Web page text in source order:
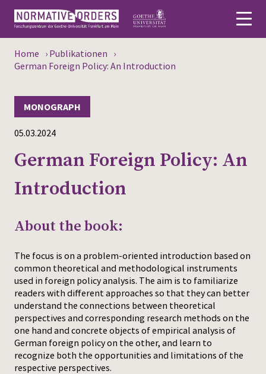
Deutsch
About
News
Persons
Publications
Media
Press
Home › Publikationen ›
German Foreign Policy: An Introduction
05.03.2024
MONOGRAPH
German Foreign Policy: An
Introduction
About the book:
The focus is on a problem-oriented introduction based on
common theoretical and methodological instruments
used in foreign policy analysis. The aim is to familiarize
readers with different approaches so that they can better
understand the connections between theoretical
perspectives and corresponding research methods on the
one hand and concrete objects of empirical analysis of
German foreign policy on the other, and learn to
recognize both the opportunities and limitations of the
respective perspectives.